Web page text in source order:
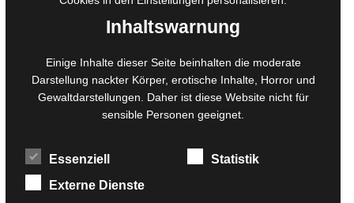
€
inkl. MwSt.
Inhaltswarnung
Einige Inhalte dieser Seite beinhalten die moderate
Darstellung nackter Körper, erotische Inhalte, Horror und
Gewaltdarstellungen. Daher ist diese Website nicht für
sensible Personen geeignet.
Essenziell
Statistik
Externe Dienste